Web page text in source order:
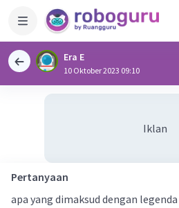
Era E
10 Oktober 2023 09:10
Iklan
Pertanyaan
apa yang dimaksud dengan legenda